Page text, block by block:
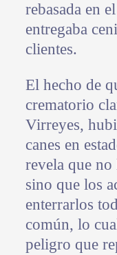
rebasada en
entregaba
clientes.
El hecho de
crematorio
Virreyes,
canes en
revela que no
sino que los
enterrarlos
común, lo
peligro que